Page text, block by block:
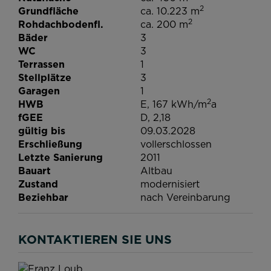
Grundfläche
ca. 10.223 m2
Rohdachbodenfl. ca. 200 m2
Bäder
3
WC
3
Terrassen
1
Stellplätze
3
Garagen
1
HWB
E, 167 kWh/m2a
fGEE
D, 2,18
gültig bis
09.03.2028
Erschließung
vollerschlossen
Letzte Sanierung
2011
Bauart
Altbau
Zustand
modernisiert
Beziehbar
nach Vereinbarung
KONTAKTIEREN SIE UNS